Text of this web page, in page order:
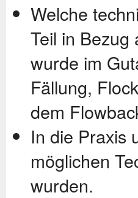
Welche
Teil in
wurde im
Fällung,
dem
In die Praxis
möglichen
wurden.